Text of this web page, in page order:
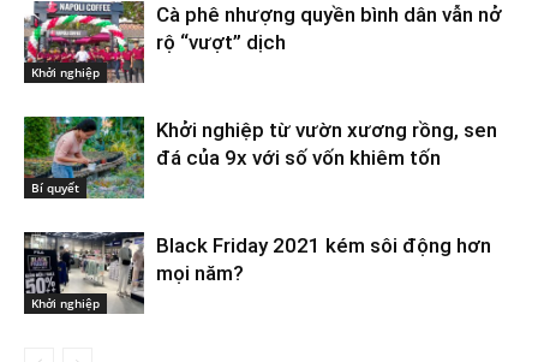
Khởi nghiệp
Cà phê nhượng quyền bình dân vẫn nở
rộ “vượt” dịch
Bí quyết
Khởi nghiệp từ vườn xương rồng, sen
đá của 9x với số vốn khiêm tốn
Khởi nghiệp
Black Friday 2021 kém sôi động hơn
mọi năm?